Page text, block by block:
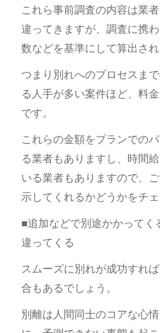
これら事前調査の内容は業
違ってきますが、調査に携
数などを基準にして算出さ
つまり別れへのプロセスま
る人手が多い案件ほど、料
です。
これらの金額をプランでの
る業者もありますし、時間
いる業者もありますので、
示してくれるかどうかをチ
■追加などで別途かかってく
違ってくる
スムーズに別れが成功すれ
合もあるでしょう。
別離は人間同士のコアな心